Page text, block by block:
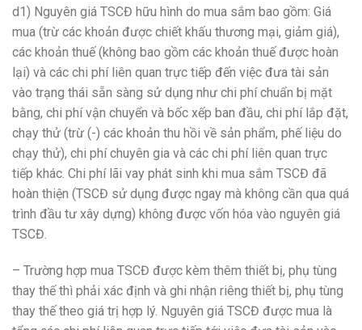
d1) Nguyên giá TSCĐ hữu hình do mua sắm bao gồm: Giá
mua (trừ các khoản được chiết khấu thương mại, giảm giá),
các khoản thuế (không bao gồm các khoản thuế được hoàn
lại) và các chi phí liên quan trực tiếp đến việc đưa tài sản
vào trạng thái sẵn sàng sử dụng như chi phí chuẩn bị mặt
bằng, chi phí vận chuyển và bốc xếp ban đầu, chi phí lắp đặt,
chạy thử (trừ (-) các khoản thu hồi về sản phẩm, phế liệu do
chạy thử), chi phí chuyên gia và các chi phí liên quan trực
tiếp khác. Chi phí lãi vay phát sinh khi mua sắm TSCĐ đã
hoàn thiện (TSCĐ sử dụng được ngay mà không cần qua quá
trình đầu tư xây dựng) không được vốn hóa vào nguyên giá
TSCĐ.
– Trường hợp mua TSCĐ được kèm thêm thiết bị, phụ tùng
thay thế thì phải xác định và ghi nhận riêng thiết bị, phụ tùng
thay thế theo giá trị hợp lý. Nguyên giá TSCĐ được mua là